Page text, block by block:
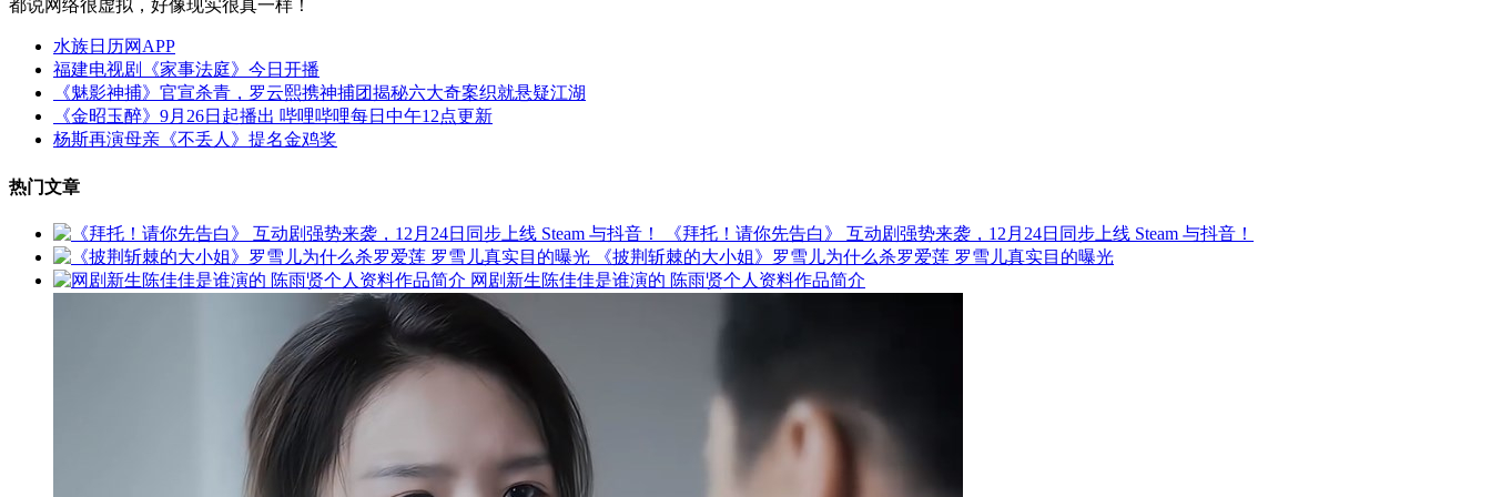
都说网络很虚拟，好像现实很真一样！
水族日历网APP
福建电视剧《家事法庭》今日开播
《魅影神捕》官宣杀青，罗云熙携神捕团揭秘六大奇案织就悬疑江湖
《金昭玉醉》9月26日起播出 哔哩哔哩每日中午12点更新
杨斯再演母亲《不丢人》提名金鸡奖
热门文章
《拜托！请你先告白》 互动剧强势来袭，12月24日同步上线 Steam 与抖音！
《披荆斩棘的大小姐》罗雪儿为什么杀罗爱莲 罗雪儿真实目的曝光
网剧新生陈佳佳是谁演的 陈雨贤个人资料作品简介